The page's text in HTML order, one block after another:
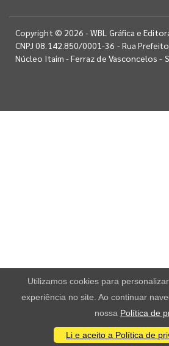
Copyright © 2026 - WBL Gráfica e
CNPJ 08.142.850/0001-36 - Rua
Núcleo Itaim - Ferraz de Vasconcelos -
Utilizamos cookies para
experiência no site. Ao continuar
nossa Política de
Li e aceito a Política de